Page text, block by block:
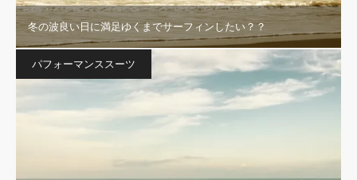
冬の波良い日に満足ゆくまでサーフィンしたい？？
パフォーマンススーツ